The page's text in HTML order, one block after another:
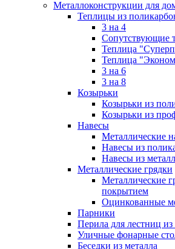
Металлоконструкции для
Теплицы из
3 на 4
Сопутствующие
Теплица
Теплица
3 на 6
3 на 8
Козырьки
Козырьки из
Козырьки из
Навесы
Металлические
Навесы из
Навесы из
Металлические грядки
Металлические
покрытием
Оцинкованные
Парники
Перила для лестниц из
Уличные фонарные
Беседки из металла